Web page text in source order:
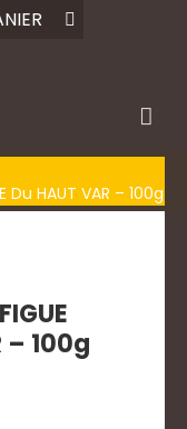
Du HAUT VAR – 100g
– 100g